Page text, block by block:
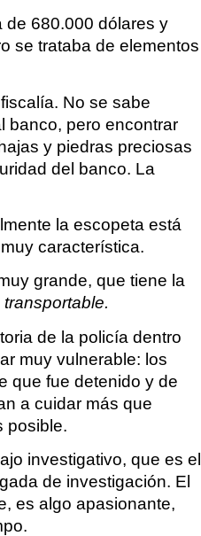
de 680.000 dólares y
se trataba de elementos
No se sabe
banco, pero encontrar
y piedras preciosas
del banco. La
la escopeta está
característica.
grande, que tiene la
transportable.
de la policía dentro
muy vulnerable: los
que fue detenido y de
a cuidar más que
posible.
investigativo, que es el
de investigación. El
es algo apasionante,